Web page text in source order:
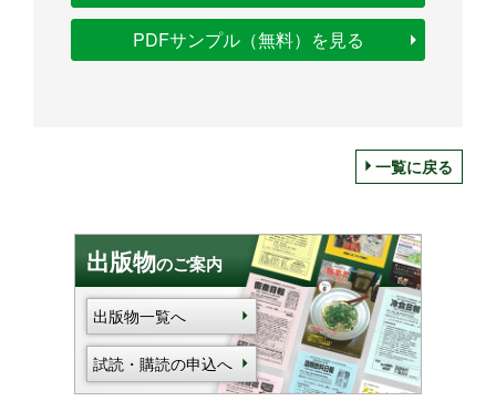
PDFサンプル（無料）を見る
一覧に戻る
出版物のご案内
出版物一覧へ
試読・購読の申込へ